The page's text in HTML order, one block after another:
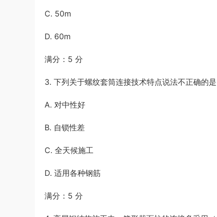
C. 50m
D. 60m
满分：5 分
3. 下列关于螺纹套筒连接技术特点说法不正确的
A. 对中性好
B. 自锁性差
C. 全天候施工
D. 适用各种钢筋
满分：5 分